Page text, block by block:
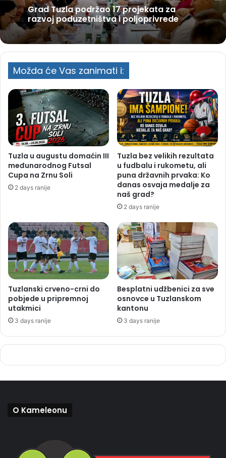
Grad Tuzla podržao 17 projekata za
razvoj poduzetništva i poljoprivrede
Možda će Vas zanimati i:
Tuzla u augustu domaćin III
međunarodnog Futsal
Cupa na Zrnu Soli
2 days ranije
Tuzla bez velikih rezultata
u fudbalu i rukometu, ali
puna državnih prvaka: Ko
danas osvaja medalje za
naš grad?
2 days ranije
Tuzlanski crveno-crni do
pobjede u pripremnoj
utakmici
3 days ranije
Besplatni udžbenici za sve
osnovce u Tuzlanskom
kantonu
3 days ranije
O Kameleonu